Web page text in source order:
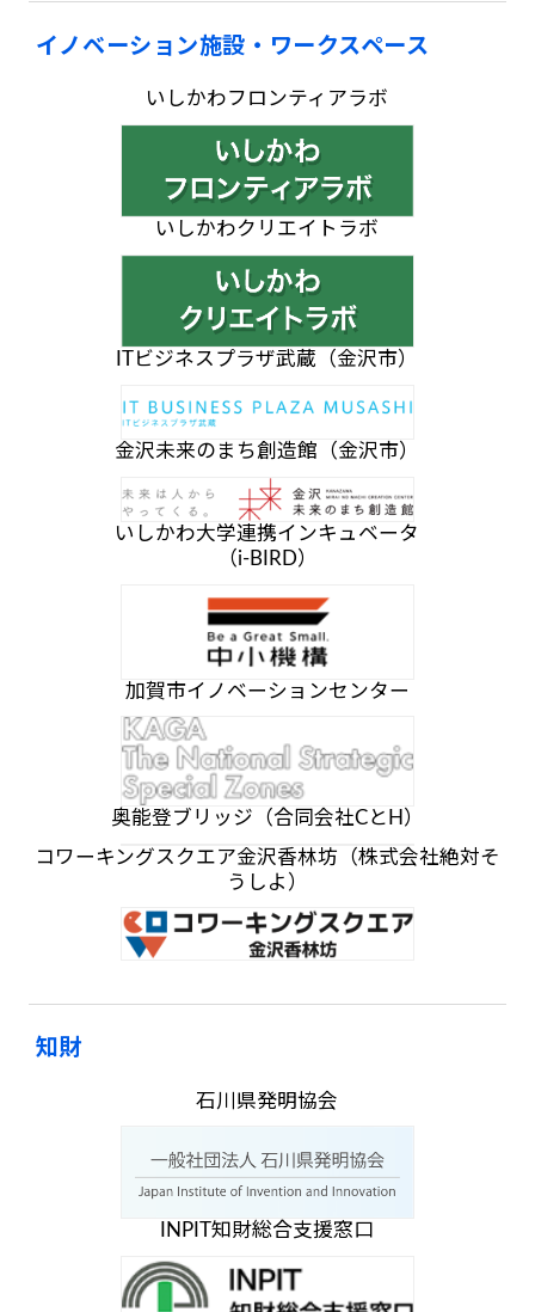
イノベーション施設・ワークスペース
いしかわフロンティアラボ
いしかわクリエイトラボ
ITビジネスプラザ武蔵（金沢市）
金沢未来のまち創造館（金沢市）
いしかわ大学連携インキュベータ
（i-BIRD）
加賀市イノベーションセンター
奥能登ブリッジ（合同会社CとH）
コワーキングスクエア金沢香林坊（株式会社絶対そ
うしよ）
知財
石川県発明協会
INPIT知財総合支援窓口